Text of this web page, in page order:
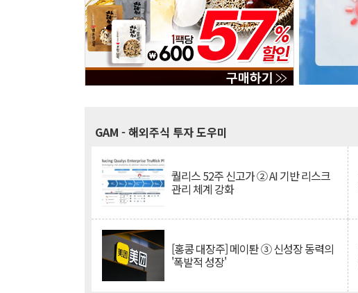
GAM - 해외주식 투자 도우미
퀄리스 52주 신고가 ② AI 기반 리스크
관리 체계 강화
[홍콩 대장주] 메이퇀 ③ 신성장 동력의
'폭발적 성장'